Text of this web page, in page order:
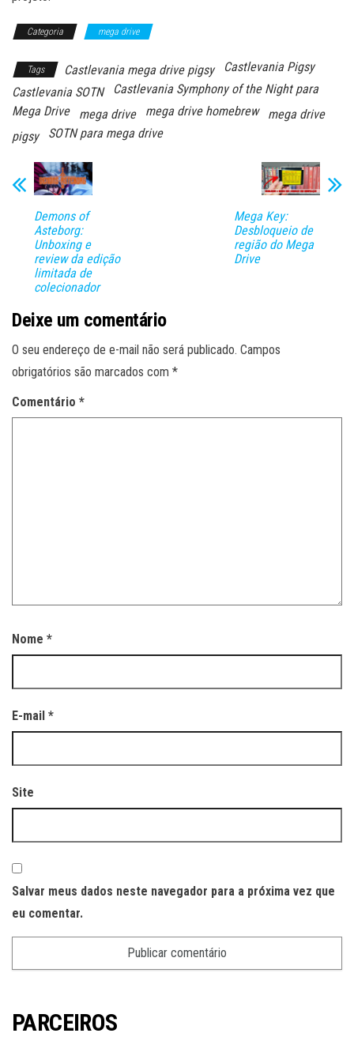
Categoria mega drive
Tags Castlevania mega drive pigsy
Castlevania Pigsy
Castlevania SOTN
Castlevania Symphony of the Night para
Mega Drive
mega drive mega drive homebrew
mega drive
pigsy
SOTN para mega drive
Demons of
Asteborg:
Unboxing e
review da edição
limitada de
colecionador
Mega Key:
Desbloqueio de
região do Mega
Drive
Deixe um comentário
O seu endereço de e-mail não será publicado. Campos
obrigatórios são marcados com *
Comentário *
Nome *
E-mail *
Site
Salvar meus dados neste navegador para a próxima vez que
eu comentar.
PARCEIROS